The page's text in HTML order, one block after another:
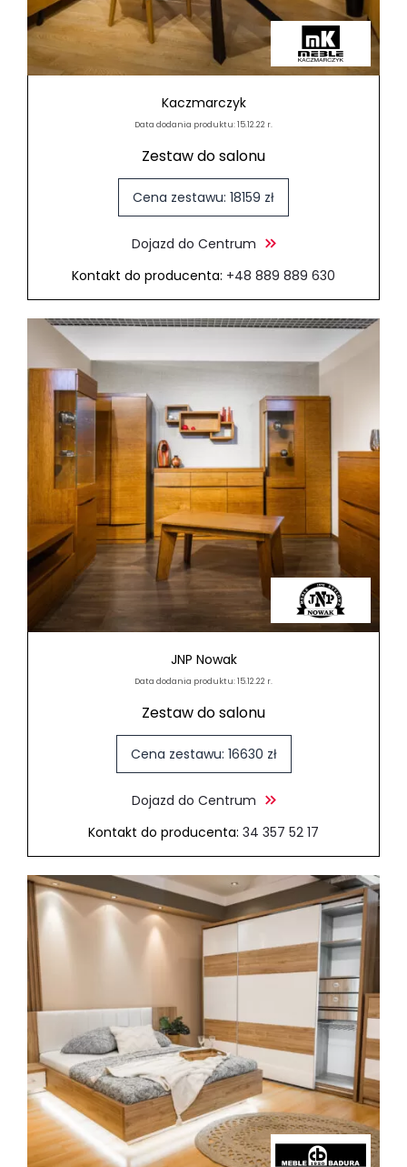
Kaczmarczyk
Data dodania produktu: 15.12.22 r.
Zestaw do salonu
Cena zestawu: 18159 zł
Dojazd do Centrum
Kontakt do producenta: +48 889 889 630
JNP Nowak
Data dodania produktu: 15.12.22 r.
Zestaw do salonu
Cena zestawu: 16630 zł
Dojazd do Centrum
Kontakt do producenta: 34 357 52 17